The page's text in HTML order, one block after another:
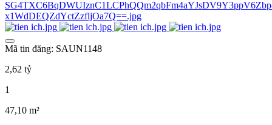
Mã tin đăng: SAUN1148
2,62 tỷ
1
47,10 m²